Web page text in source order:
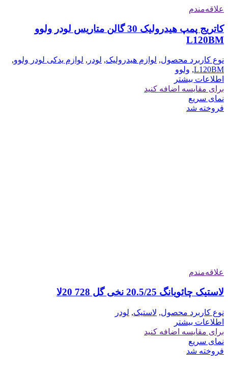
علاقه‌مندم
کاتریج پمپ هیدرولیک 30 گالن متاریس لودر ولوو
L120BM
نوع کاربرد محصول, لوازم هیدرولیک, لودر , لوازم یدکی لودر ولوو,
L120BM
, ولوو
اطلاعات بیشتر
برای مقایسه اضافه کنید
نمای سریع
فروخته شد
علاقه‌مندم
لاستیک چائویانگ 20.5/25 نخی گل 728 20لا
نوع کاربرد محصول, لاستیک, لودر
اطلاعات بیشتر
برای مقایسه اضافه کنید
نمای سریع
فروخته شد